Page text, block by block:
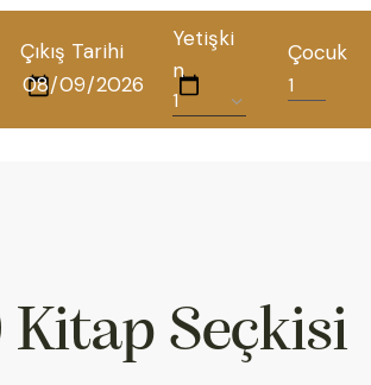
Çıkış Tarihi
Yetişki
n
Çocuk
Seçkisi